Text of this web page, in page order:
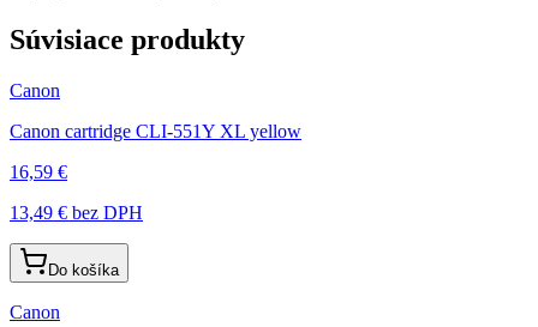
Súvisiace produkty
Canon
Canon cartridge CLI-551Y XL yellow
16,59 €
13,49 € bez DPH
Do košíka
Canon